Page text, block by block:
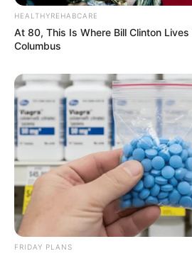
HEALTHYREHABCARE
At 80, This Is Where Bill Clinton
Columbus
FRIDAY PLANS